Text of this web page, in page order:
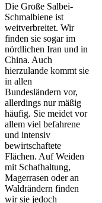
Die Große Salbei-
Schmalbiene ist
weitverbreitet. Wir
finden sie sogar im
nördlichen Iran und in
China. Auch
hierzulande kommt sie
in allen
Bundesländern vor,
allerdings nur mäßig
häufig. Sie meidet vor
allem viel befahrene
und intensiv
bewirtschaftete
Flächen. Auf Weiden
mit Schafhaltung,
Magerrasen oder an
Waldrändern finden
wir sie jedoch